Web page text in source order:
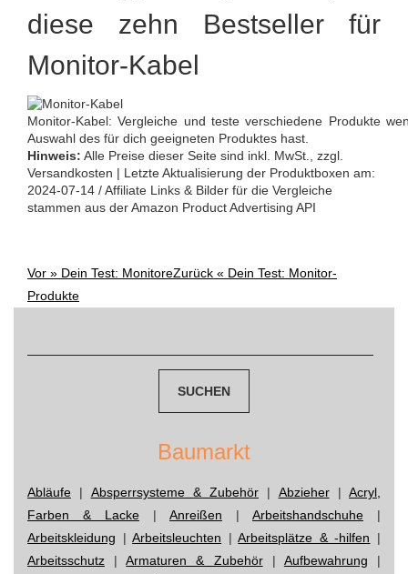
diese zehn Bestseller für
Monitor-Kabel
Monitor-Kabel: Vergleiche und teste verschiedene Produkte
Auswahl des für dich geeigneten Produktes hast.
Hinweis: Alle Preise dieser Seite sind inkl. MwSt., zzgl.
Versandkosten | Letzte Aktualisierung der Produktboxen am:
2024-07-14 / Affiliate Links & Bilder für die Vergleiche
stammen aus der Amazon Product Advertising API
Post
Vor » Dein Test: MonitoreZurück « Dein Test: Monitor-
Produkte
Baumarkt
Abläufe | Absperrsysteme & Zubehör | Abzieher| Acryl,
Farben & Lacke | Anreißen | Arbeitshandschuhe |
Arbeitskleidung |Arbeitsleuchten |Arbeitsplätze & -hilfen |
Arbeitsschutz |Armaturen & Zubehör| Aufbewahrung |